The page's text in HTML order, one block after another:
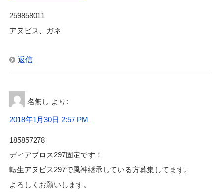
259858011
アヌビス、ガネ
返信
名無し より:
2018年1月30日 2:57 PM
185857278
ディアブロス297固定です！
転生アヌビス297で風神継承している方募集してます。
よろしくお願いします。